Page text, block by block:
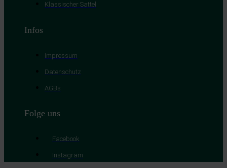
Klassischer Sattel
Infos
Impressum
Datenschutz
AGBs
Folge uns
Facebook
Instagram